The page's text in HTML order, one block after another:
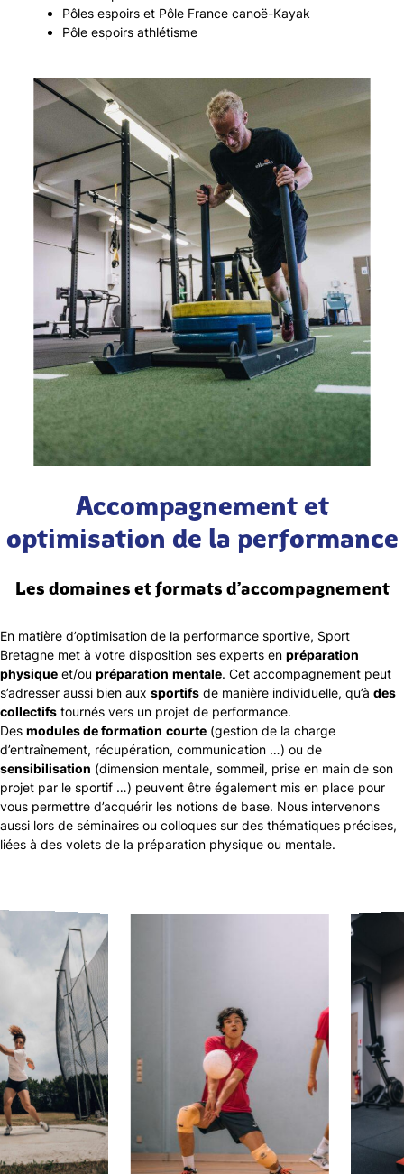
Pôles espoirs et Pôle France canoë-Kayak
Pôle espoirs athlétisme
Accompagnement et
optimisation de la performance
Les domaines et formats d’accompagnement
En matière d’optimisation de la performance sportive, Sport
Bretagne met à votre disposition ses experts en préparation
physique et/ou préparation mentale. Cet accompagnement peut
s’adresser aussi bien aux sportifs de manière individuelle, qu’à des
collectifs tournés vers un projet de performance.
Des modules de formation courte (gestion de la charge
d’entraînement, récupération, communication …) ou de
sensibilisation (dimension mentale, sommeil, ​prise en main de son
projet par le sportif​ …) peuvent être également mis en place pour
vous permettre d’acquérir les notions de base. Nous intervenons
aussi lors de séminaires ou colloques sur des thématiques précises,
liées à des volets de la préparation physique ou mentale.